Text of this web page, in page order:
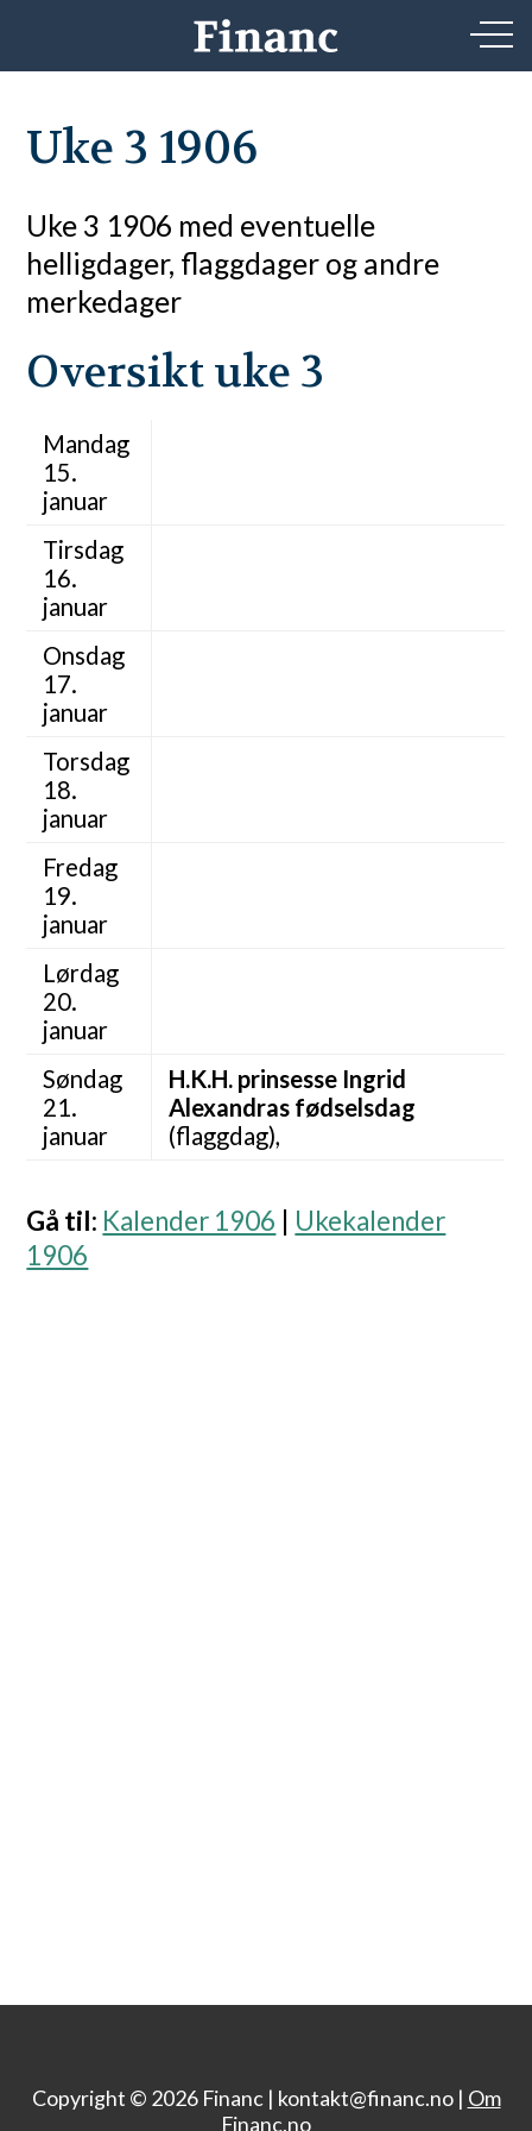
Uke 3 1906
Uke 3 1906 med eventuelle
helligdager, flaggdager og andre
merkedager
Oversikt uke 3
Mandag
15.
januar
Tirsdag
16.
januar
Onsdag
17.
januar
Torsdag
18.
januar
Fredag
19.
januar
Lørdag
20.
januar
Søndag
21.
januar
H.K.H. prinsesse Ingrid
Alexandras fødselsdag
(flaggdag),
Gå til: Kalender 1906
Ukekalender
1906
Copyright © 2026 Financ | kontakt@financ.no | Om
Financ.no